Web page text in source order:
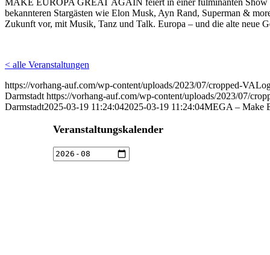
bekannteren Stargästen wie Elon Musk, Ayn Rand, Superman &
Zukunft vor, mit Musik, Tanz und Talk. Europa – und die alte neue
< alle Veranstaltungen
https://vorhang-auf.com/wp-content/uploads/2023/07/cropped-
Darmstadt https://vorhang-auf.com/wp-content/uploads/2023/07/
Darmstadt2025-03-19 11:24:042025-03-19 11:24:04MEGA – Make
Veranstaltungskalender